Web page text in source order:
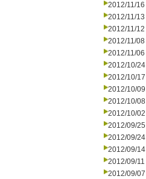
2012/11/16
2012/11/13
2012/11/12
2012/11/08
2012/11/06
2012/10/24
2012/10/17
2012/10/09
2012/10/08
2012/10/02
2012/09/25
2012/09/24
2012/09/14
2012/09/11
2012/09/07